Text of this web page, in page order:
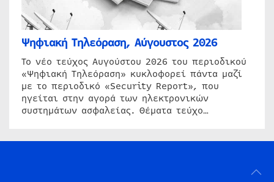
Ψηφιακή Τηλεόραση, Αύγουστος 2026
Το νέο τεύχος Αυγούστου 2026 του περιοδικού
«Ψηφιακή Τηλεόραση» κυκλοφορεί πάντα μαζί
με το περιοδικό «Security Report», που
ηγείται στην αγορά των ηλεκτρονικών
συστημάτων ασφαλείας. Θέματα τεύχο…